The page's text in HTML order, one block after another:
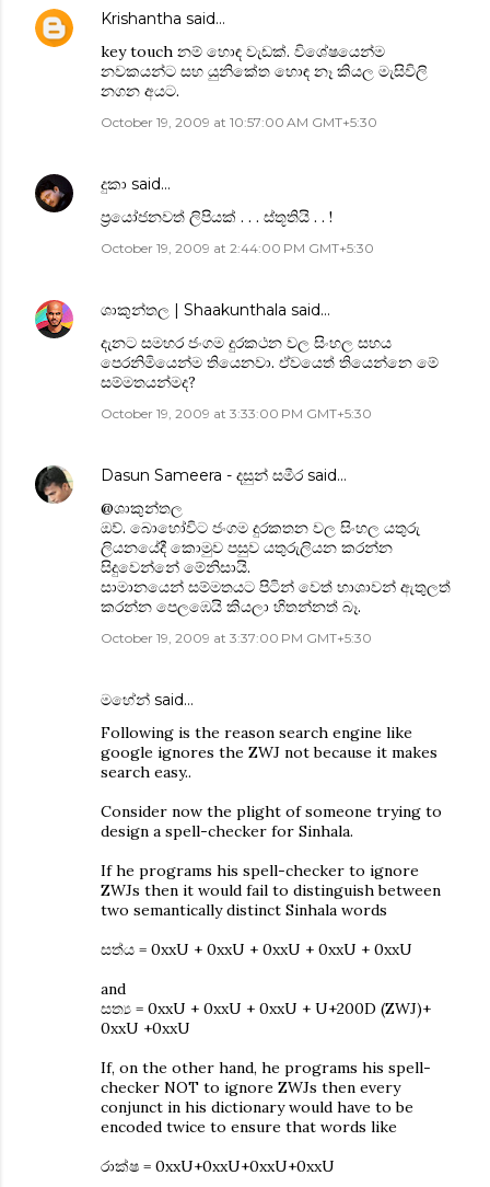
Krishantha said…
key touch නම් හොඳ වැඩක්. විශේෂයෙන්ම
නවකයන්ට සහ යුනිකේත හොඳ නෑ කියල මැසිවිලි
නගන අයට.
October 19, 2009 at 10:57:00 AM GMT+5:30
දුකා said…
ප්‍රයෝජනවත් ලිපියක් . . . ස්තූතියි . . !
October 19, 2009 at 2:44:00 PM GMT+5:30
ශාකුන්තල | Shaakunthala said…
දැනට සමහර ජංගම දුරකථන වල සිංහල සහය
පෙරනිමියෙන්ම තියෙනවා. ඒවයෙත් තියෙන්නෙ මේ
සම්මතයන්මද?
October 19, 2009 at 3:33:00 PM GMT+5:30
Dasun Sameera - දසුන් සමීර said…
@ශාකුන්තල
ඔව්. බොහෝවිට ජංගම දුරකතන වල සිංහල යතුරු
ලියනයේදී කොමුව පසුව යතුරුලියන කරන්න
සිදුවෙන්නේ මේනිසායි.
සාමානයෙන් සම්මතයට පිටින් වෙත් භාශාවන් ඇතුලත්
කරන්න පෙලඹෙයි කියලා හිතන්නත් බෑ.
October 19, 2009 at 3:37:00 PM GMT+5:30
මහේන් said…
Following is the reason search engine like
google ignores the ZWJ not because it makes
search easy..
Consider now the plight of someone trying to
design a spell-checker for Sinhala.
If he programs his spell-checker to ignore
ZWJs then it would fail to distinguish between
two semantically distinct Sinhala words
සත්ය = 0xxU + 0xxU + 0xxU + 0xxU + 0xxU
and
සත්‍ය = 0xxU + 0xxU + 0xxU + U+200D (ZWJ)+
0xxU +0xxU
If, on the other hand, he programs his spell-
checker NOT to ignore ZWJs then every
conjunct in his dictionary would have to be
encoded twice to ensure that words like
රාක්ෂ = 0xxU+0xxU+0xxU+0xxU